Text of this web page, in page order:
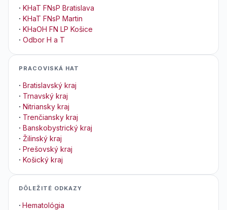
· KHaT FNsP Bratislava
· KHaT FNsP Martin
· KHaOH FN LP Košice
· Odbor H a T
PRACOVISKÁ HAT
· Bratislavský kraj
· Trnavský kraj
· Nitriansky kraj
· Trenčiansky kraj
· Banskobystrický kraj
· Žilinský kraj
· Prešovský kraj
· Košický kraj
DÔLEŽITÉ ODKAZY
· Hematológia